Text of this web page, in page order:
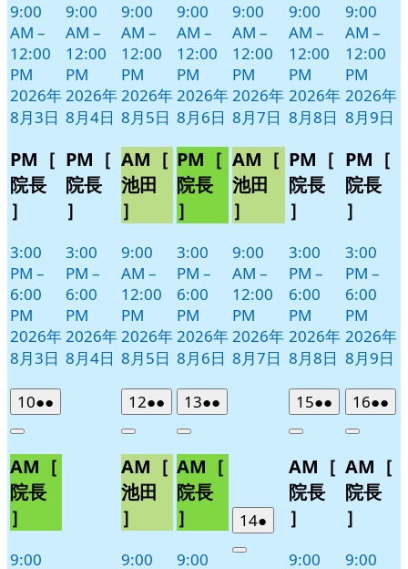
9:00
AM –
12:00
PM
2026年
8月3日
PM［
院長
］
3:00
PM –
6:00
PM
2026年
8月3日
9:00
AM –
12:00
PM
2026年
8月4日
PM［
院長
］
3:00
PM –
6:00
PM
2026年
8月4日
9:00
AM –
12:00
PM
2026年
8月5日
AM［
池田
］
9:00
AM –
12:00
PM
2026年
8月5日
9:00
AM –
12:00
PM
2026年
8月6日
PM［
院長
］
3:00
PM –
6:00
PM
2026年
8月6日
9:00
AM –
12:00
PM
2026年
8月7日
AM［
池田
］
9:00
AM –
12:00
PM
2026年
8月7日
9:00
AM –
12:00
PM
2026年
8月8日
PM［
院長
］
3:00
PM –
6:00
PM
2026年
8月8日
9:00
AM –
12:00
PM
2026年
8月9日
PM［
院長
］
3:00
PM –
6:00
PM
2026年
8月9日
102026
年
月
10
日
●●
件
イ
ト)
Close
AM［
院長
］
9:00
122026
年
月
12
日
●●
件
イ
ベ
ト)
Close
AM［
池田
］
9:00
132026
年
月
13
日
●●
件
イ
ン
ト)
Close
AM［
院長
］
9:00
142026
年
●
件
Close
152026
年
月
15
日
●●
件
イ
ベ
ト)
Close
AM［
院長
］
9:00
162026
年
月
16
日
●●
件
イ
Close
AM［
院長
］
9:00